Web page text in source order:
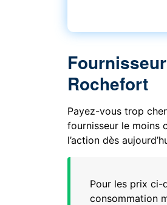
Rochefort
Payez-vous trop
fournisseur le moins
l’action dès
Pour les prix ci-
consommation